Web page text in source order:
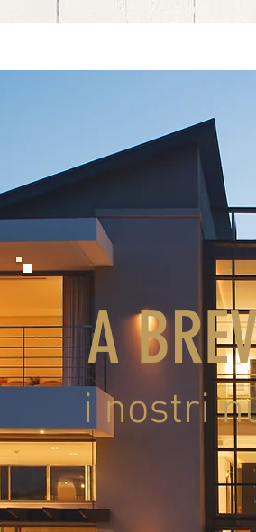
A
i nostri